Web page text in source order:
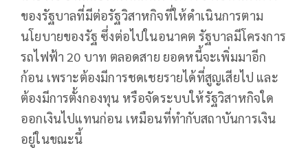
ของรัฐบาลที่มีต่อรัฐวิสาหกิจที่ให้ดำเนินการตาม
นโยบายของรัฐ ซึ่งต่อไปในอนาคต รัฐบาลมีโครงการ
รถไฟฟ้า 20 บาท ตลอดสาย ยอดหนี้จะเพิ่มมาอีก
ก้อน เพราะต้องมีการชดเชยรายได้ที่สูญเสียไป และ
ต้องมีการตั้งกองทุน หรือจัดระบบให้รัฐวิสาหกิจใด
ออกเงินไปแทนก่อน เหมือนที่ทำกับสถาบันการเงิน
อยู่ในขณะนี้